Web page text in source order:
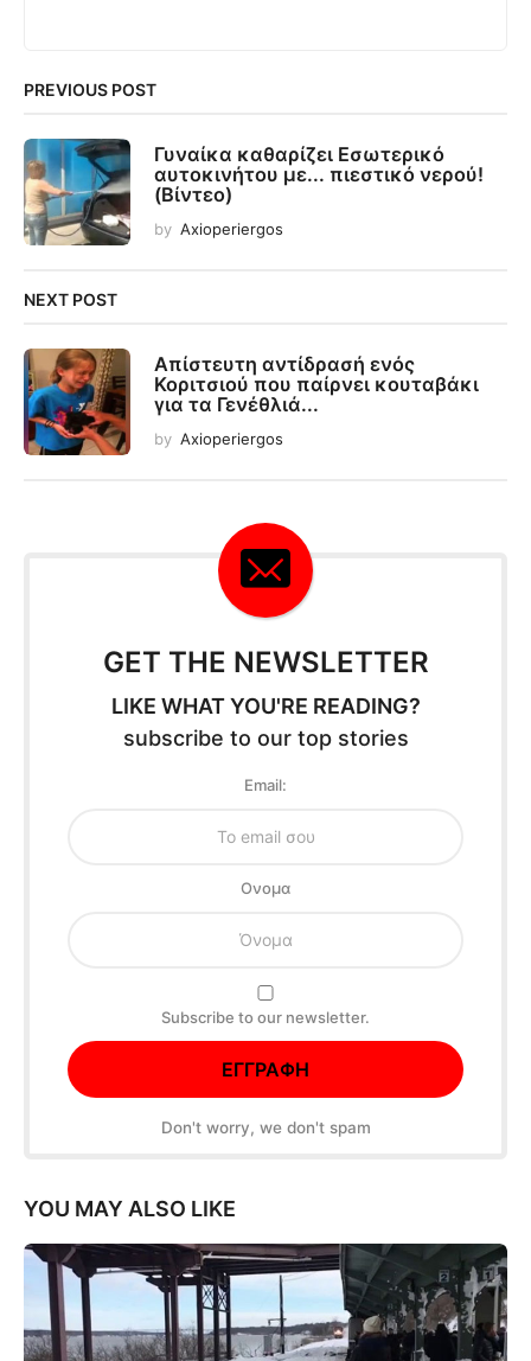
PREVIOUS POST
Γυναίκα καθαρίζει Εσωτερικό
αυτοκινήτου με... πιεστικό νερού!
(Βίντεο)
by Axioperiergos
NEXT POST
Απίστευτη αντίδρασή ενός
Κοριτσιού που παίρνει κουταβάκι
για τα Γενέθλιά...
by Axioperiergos
GET THE NEWSLETTER
LIKE WHAT YOU'RE READING?
subscribe to our top stories
Email:
Oνομα
Subscribe to our newsletter.
Don't worry, we don't spam
YOU MAY ALSO LIKE